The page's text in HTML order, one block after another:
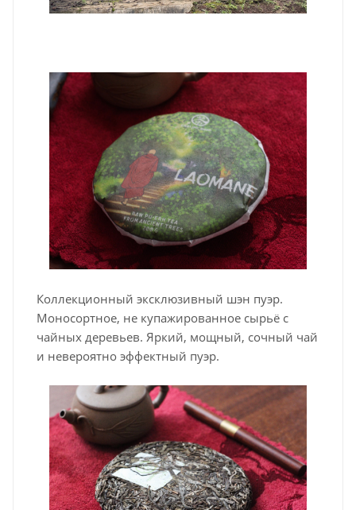
Коллекционный эксклюзивный шэн пуэр.
Моносортное, не купажированное сырьё с
чайных деревьев. Яркий, мощный, сочный чай
и невероятно эффектный пуэр.